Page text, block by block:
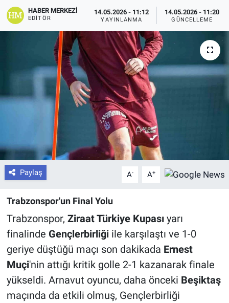
HABER MERKEZI
EDITÖR
14.05.2026 - 11:12
YAYINLANMA
14.05.2026 - 11:20
GÜNCELLEME
Paylaş A- A+
Trabzonspor'un Final Yolu
Trabzonspor, Ziraat Türkiye Kupasıyarı
finalinde Gençlerbirliğiile karşılaştı ve 1-0
geriye düştüğü maçı son dakikada Ernest
Muçi'nin attığı kritik golle 2-1 kazanarak finale
yükseldi. Arnavut oyuncu, daha önceki Beşiktaş
maçında da etkili olmuş, Gençlerbirliği